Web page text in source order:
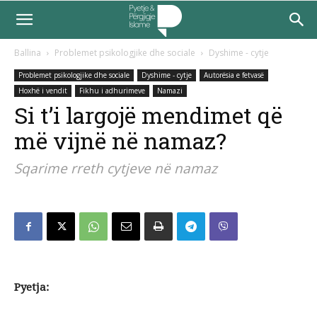
Ballina Problemet psikologjike dhe sociale Dyshime - cytje
Problemet psikologjike dhe sociale Dyshime - cytje
Autorësia e fetvasë
Hoxhë i vendit
Fikhu i adhurimeve Namazi
Si t’i largojë mendimet që
më vijnë në namaz?
Sqarime rreth cytjeve në namaz
Pyetja: